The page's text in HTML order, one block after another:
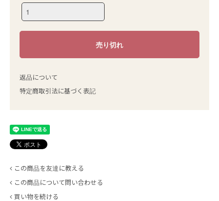
返品について
特定商取引法に基づく表記
この商品を友達に教える
この商品について問い合わせる
買い物を続ける